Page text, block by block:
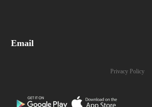
Email
Privacy Policy